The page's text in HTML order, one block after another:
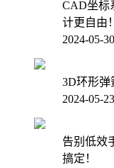
CAD坐标
计更自由！
2024-05-
3D环形弹
2024-05-
告别低效
搞定！